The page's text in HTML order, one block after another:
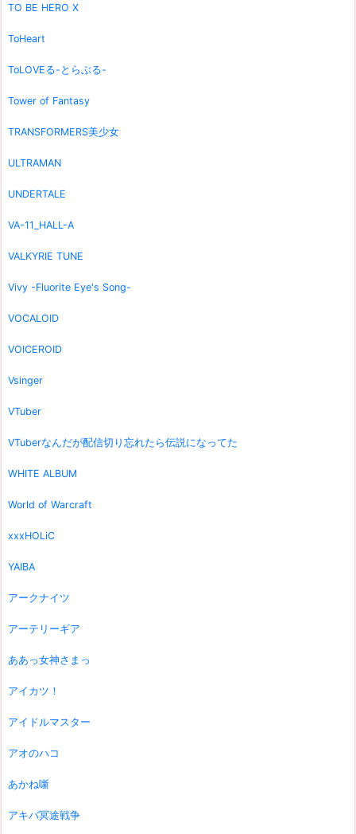
TO BE HERO X
ToHeart
ToLOVEる-とらぶる-
Tower of Fantasy
TRANSFORMERS美少女
ULTRAMAN
UNDERTALE
VA-11_HALL-A
VALKYRIE TUNE
Vivy -Fluorite Eye's Song-
VOCALOID
VOICEROID
Vsinger
VTuber
VTuberなんだが配信切り忘れたら伝説になってた
WHITE ALBUM
World of Warcraft
xxxHOLiC
YAIBA
アークナイツ
アーテリーギア
ああっ女神さまっ
アイカツ！
アイドルマスター
アオのハコ
あかね噺
アキバ冥途戦争